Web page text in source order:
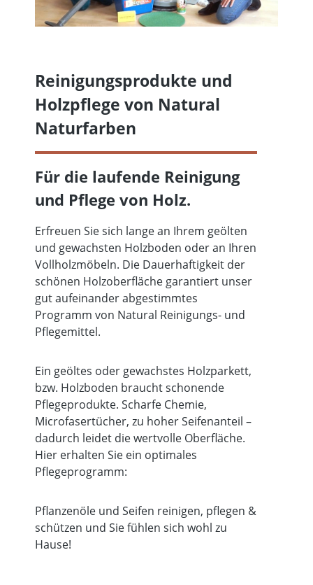
Reinigungsprodukte und
Holzpflege von Natural
Naturfarben
Für die laufende Reinigung
und Pflege von Holz.
Erfreuen Sie sich lange an Ihrem geölten
und gewachsten Holzboden oder an Ihren
Vollholzmöbeln. Die Dauerhaftigkeit der
schönen Holzoberfläche garantiert unser
gut aufeinander abgestimmtes
Programm von Natural Reinigungs- und
Pflegemittel.
Ein geöltes oder gewachstes Holzparkett,
bzw. Holzboden braucht schonende
Pflegeprodukte. Scharfe Chemie,
Microfasertücher, zu hoher Seifenanteil –
dadurch leidet die wertvolle Oberfläche.
Hier erhalten Sie ein optimales
Pflegeprogramm:
Pflanzenöle und Seifen reinigen, pflegen &
schützen und Sie fühlen sich wohl zu
Hause!